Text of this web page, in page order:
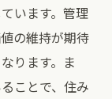
います。管理
の維持が期待
ります。ま
ことで、住み